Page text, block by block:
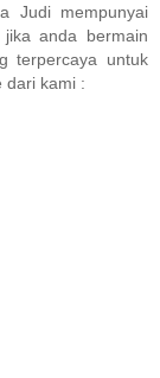
Judi mempunyai
anda bermain
terpercaya untuk
dari kami :